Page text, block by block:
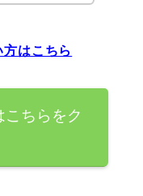
はこちら
ちらをク